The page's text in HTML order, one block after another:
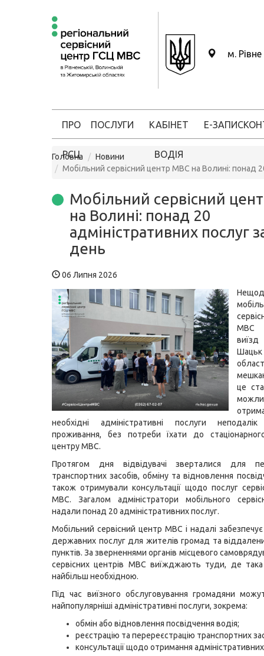
м. Рівне
ПРО
РСЦ
ПОСЛУГИ КАБІНЕТ
ВОДІЯ
Е-ЗАПИС
Головна
Новини
Мобільний сервісний центр МВС на Волині: понад
Мобільний сервісний
на Волині: понад 20
адміністративних послуг
день
06 Липня 2026
МВС
Шацьк
це
необхідні адміністративні послуги
проживання, без потреби їхати до
центру МВС.
Протягом дня відвідувачі зверталися для
транспортних засобів, обміну та відновлення
також отримували консультації щодо послуг
МВС. Загалом адміністратори мобільного
надали понад 20 адміністративних послуг.
Мобільний сервісний центр МВС і надалі
державних послуг для жителів громад та
пунктів. За зверненнями органів місцевого
сервісних центрів МВС виїжджають туди, де
найбільш необхідною.
Під час виїзного обслуговування громадяни
найпопулярніші адміністративні послуги, зокрема:
обмін або відновлення посвідчення водія;
реєстрацію та перереєстрацію транспортних
консультації щодо отримання